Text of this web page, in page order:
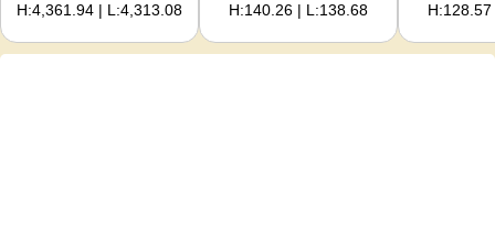
Для вебмастеров
H:4,361.94 | L:4,313.08 H:140.26 | L:138.68